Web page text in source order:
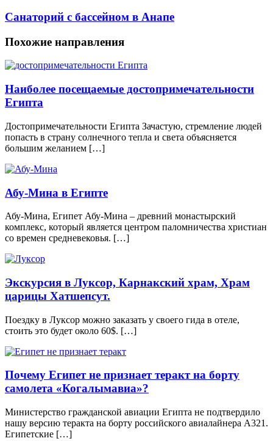
Санаторий с бассейном в Анапе
Похожие направления
Наиболее посещаемые достопримечательности
Египта
Достопримечательности Египта Зачастую, стремление людей
попасть в страну солнечного тепла и света объясняется
большим желанием […]
Абу-Мина в Египте
Абу-Мина, Египет Абу-Мина – древний монастырский
комплекс, который является центром паломничества христиан
со времен средневековья. […]
Экскурсия в Луксор, Карнакский храм, Храм
царицы Хатшепсут.
Поездку в Луксор можно заказать у своего гида в отеле,
стоить это будет около 60$. […]
Почему Египет не признает теракт на борту
самолета «Когалымавиа»?
Министерство гражданской авиации Египта не подтвердило
нашу версию теракта на борту российского авиалайнера А321.
Египетские […]